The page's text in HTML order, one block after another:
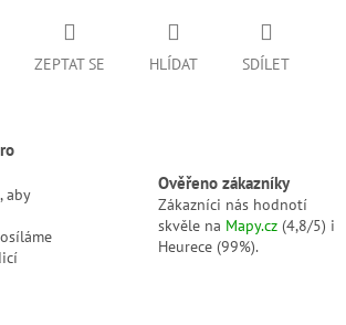
ZEPTAT SE HLÍDAT SDÍLET
aby
Ověřeno zákazníky
Zákazníci nás hodnotí
skvěle na Mapy.cz (4,8/5) i
Heurece (99%).